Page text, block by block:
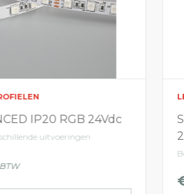
IP20 RGB 24Vdc
uitvoeringen